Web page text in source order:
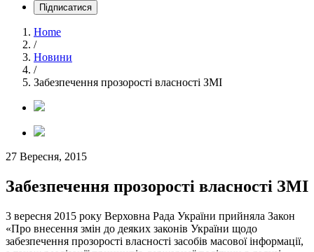
Підписатися
Home
/
Новини
/
Забезпечення прозорості власності ЗМІ
27 Вересня, 2015
Забезпечення прозорості власності ЗМІ
3 вересня 2015 року Верховна Рада України прийняла Закон
«Про внесення змін до деяких законів України щодо
забезпечення прозорості власності засобів масової інформації,